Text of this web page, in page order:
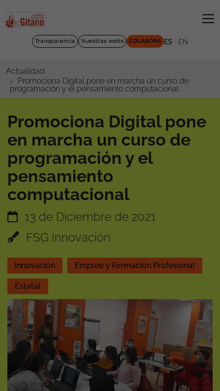
Transparencia Nuestras webs COLABORA ES EN
Actualidad
Promociona Digital pone en marcha un curso de
programación y el pensamiento computacional
Promociona Digital pone
en marcha un curso de
programación y el
pensamiento
computacional
13 de Diciembre de 2021
FSG Innovación
Innovación Empleo y Formación Profesional
Estatal